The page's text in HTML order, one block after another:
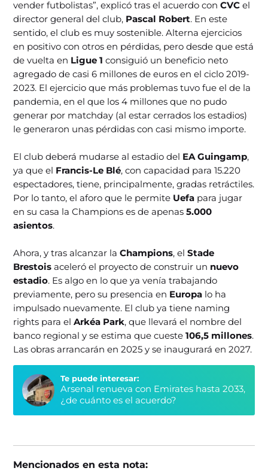
vender futbolistas”, explicó tras el acuerdo conCVCel
director general del club, Pascal Robert. En este
sentido, el club es muy sostenible. Alterna ejercicios
en positivo con otros en pérdidas, pero desde que está
de vuelta en Ligue 1consiguió un beneficio neto
agregado de casi 6 millones de euros en el ciclo 2019-
2023. El ejercicio que más problemas tuvo fue el de la
pandemia, en el que los 4 millones que no pudo
generar por matchday (al estar cerrados los estadios)
le generaron unas pérdidas con casi mismo importe.
El club deberá mudarse al estadio del EA Guingamp,
ya que el Francis-Le Blé, con capacidad para 15.220
espectadores, tiene, principalmente, gradas retráctiles.
Por lo tanto, el aforo que le permite Uefa para jugar
en su casa la Champions es de apenas5.000
asientos.
Ahora, y tras alcanzar laChampions, elStade
Brestoisaceleró el proyecto de construir un nuevo
estadio. Es algo en lo que ya venía trabajando
previamente, pero su presencia en Europa lo ha
impulsado nuevamente. El club ya tiene naming
rights para elArkéa Park, que llevará el nombre del
banco regional y se estima que cueste106,5 millones.
Las obras arrancarán en 2025 y se inaugurará en 2027.
Te puede interesar:
Arsenal renueva con Emirates hasta 2033,
¿de cuánto es el acuerdo?
Mencionados en esta nota: